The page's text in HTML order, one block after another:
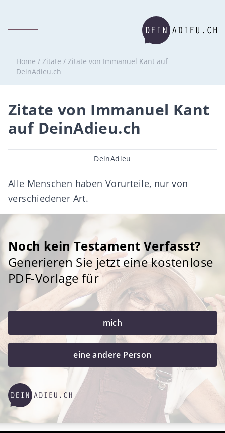
Home / Zitate / Zitate von Immanuel Kant auf
DeinAdieu.ch
Zitate von Immanuel Kant
auf DeinAdieu.ch
Beitragsautor
DeinAdieu
Alle Menschen haben Vorurteile, nur von
verschiedener Art.
Noch kein Testament Verfasst?
Generieren Sie jetzt eine kostenlose
PDF-Vorlage für
mich
eine andere Person